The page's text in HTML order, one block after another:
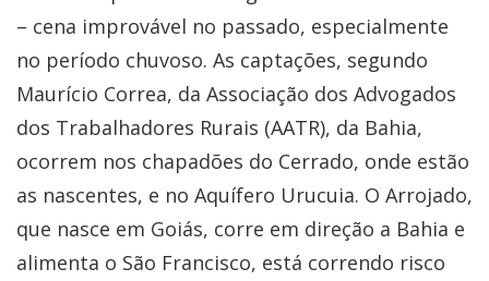
– cena improvável no passado, especialmente
no período chuvoso. As captações, segundo
Maurício Correa, da Associação dos Advogados
dos Trabalhadores Rurais (AATR), da Bahia,
ocorrem nos chapadões do Cerrado, onde estão
as nascentes, e no Aquífero Urucuia. O Arrojado,
que nasce em Goiás, corre em direção a Bahia e
alimenta o São Francisco, está correndo risco